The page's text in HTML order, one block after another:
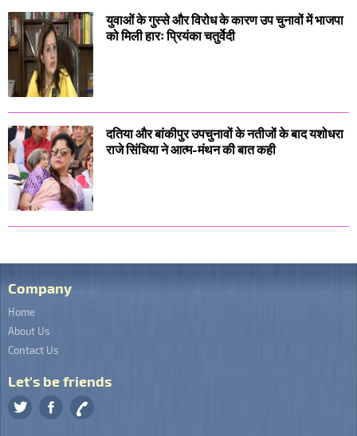
युवाओं के गुस्से और विरोध के कारण उप चुनावों में भाजपा
को मिली हारः प्रियंका चतुर्वेदी
दतिया और बांकीपुर उपचुनावों के नतीजों के बाद यशोधरा
राजे सिंधिया ने आत्म-मंथन की बात कही
Company
Home
About Us
Contact Us
Let's be friends